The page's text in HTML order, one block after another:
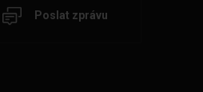
Poslat zprávu